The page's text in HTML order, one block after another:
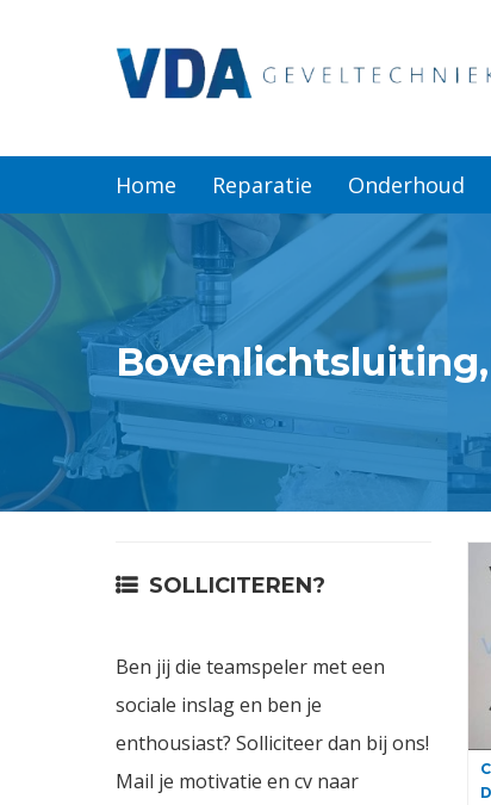
Onderhoud
Merken
Producten
Offerte
Actueel
Vacatures
Home Reparatie Onderhoud
SOLLICITEREN?
Ben jij die teamspeler met een
sociale inslag en ben je
enthousiast? Solliciteer dan bij ons!
Mail je motivatie en cv naar